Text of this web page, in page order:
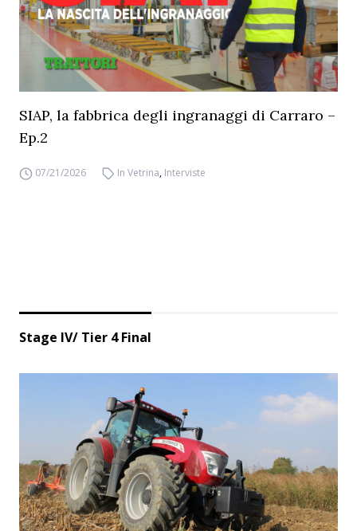
SIAP, la fabbrica degli ingranaggi di Carraro –
Ep.2
07/21/2026 In Vetrina, Interviste
Stage IV/ Tier 4 Final